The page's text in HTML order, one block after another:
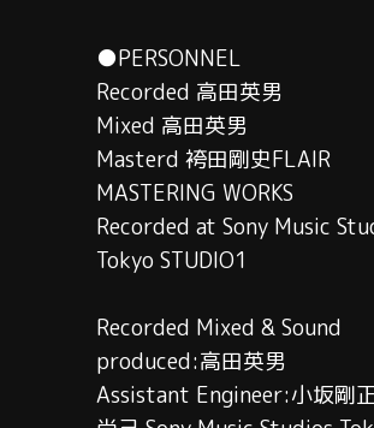
●PERSONNEL
Recorded 高田英男
Mixed 高田英男
Masterd 袴田剛史FLAIR
MASTERING WORKS
Recorded at Sony Music
Tokyo STUDIO1
Recorded Mixed & Sound
produced:高田英男
Assistant Engineer:小坂剛